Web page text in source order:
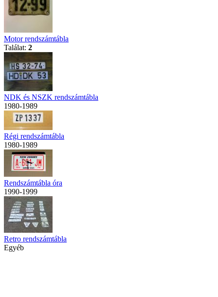
Motor rendszámtábla
Találat: 2
NDK és NSZK rendszámtábla
1980-1989
Régi rendszámtábla
1980-1989
Rendszámtábla óra
1990-1999
Retro rendszámtábla
Egyéb